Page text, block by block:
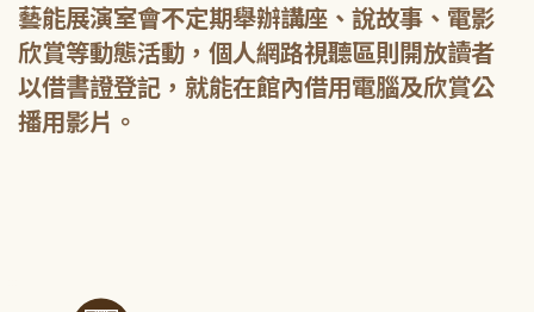
藝能展演室會不定期舉辦講座、說故事、電影
欣賞等動態活動，個人網路視聽區則開放讀者
以借書證登記，就能在館內借用電腦及欣賞公
播用影片。